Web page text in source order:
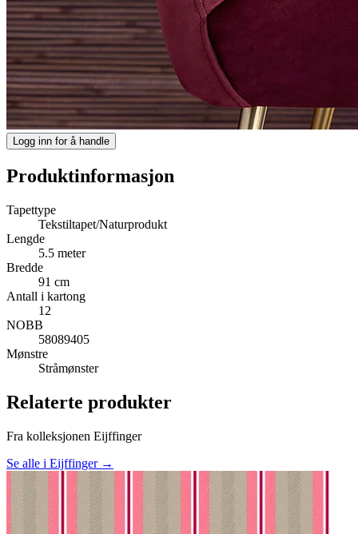
Logg inn for å handle
Produktinformasjon
Tapettype
Tekstiltapet/Naturprodukt
Lengde
5.5 meter
Bredde
91 cm
Antall i kartong
12
NOBB
58089405
Mønstre
Stråmønster
Relaterte produkter
Fra kolleksjonen Eijffinger
Se alle i Eijffinger →